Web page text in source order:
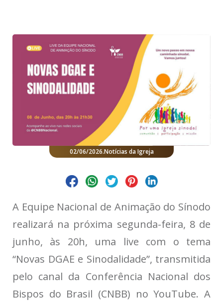
02/06/2026.Notícias da Igreja
A Equipe Nacional de Animação do Sínodo
realizará na próxima segunda-feira, 8 de
junho, às 20h, uma live com o tema
“Novas DGAE e Sinodalidade”, transmitida
pelo canal da Conferência Nacional dos
Bispos do Brasil (CNBB) no YouTube. A